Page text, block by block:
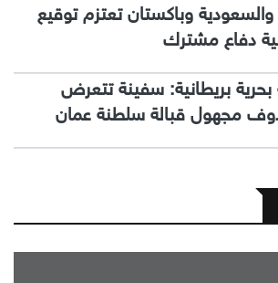
والسعودية وباكستان تعتزم توقيع
دفاع مشترك
بحرية بريطانية: سفينة تتعرض
مجهول قبالة سلطنة عمان